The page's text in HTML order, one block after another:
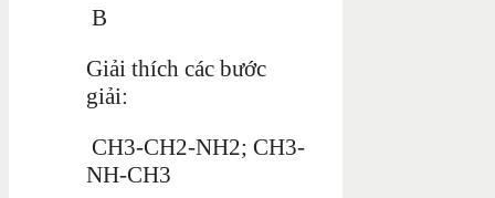
B
Giải thích các bước
giải:
CH3-CH2-NH2; CH3-
NH-CH3